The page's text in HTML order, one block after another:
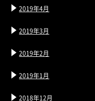
2019年4月
2019年3月
2019年2月
2019年1月
2018年12月